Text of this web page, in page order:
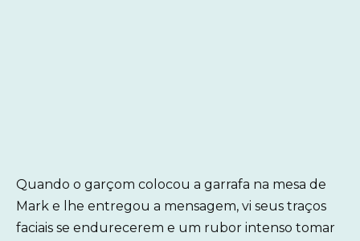
Quando o garçom colocou a garrafa na mesa de
Mark e lhe entregou a mensagem, vi seus traços
faciais se endurecerem e um rubor intenso tomar